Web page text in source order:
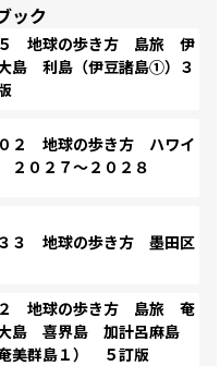
ック
地球の歩き方 島旅 伊
島 利島（伊豆諸島①）３
２ 地球の歩き方 ハワイ
０２７～２０２８
３ 地球の歩き方 墨田区
地球の歩き方 島旅 奄
島 喜界島 加計呂麻島
奄美群島１） ５訂版